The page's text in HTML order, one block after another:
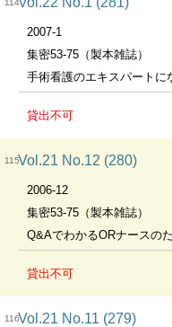
114
2007-1
集密53-75（製本雑誌）
手術看護のエキスパートに
貸出不可
115Vol.21 No.12 (280)
2006-12
集密53-75（製本雑誌）
Q&AでわかるORナースの
貸出不可
116Vol.21 No.11 (279)